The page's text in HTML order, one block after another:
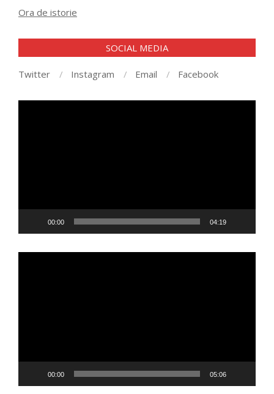
Ora de istorie
SOCIAL MEDIA
Twitter Instagram Email Facebook
00:00 04:19
00:00 05:06